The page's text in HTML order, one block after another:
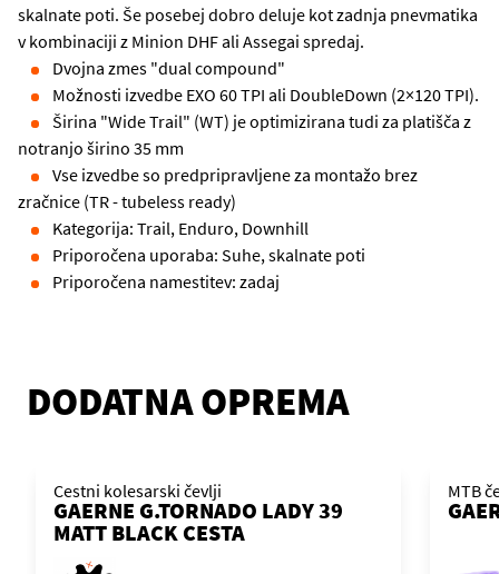
skalnate poti. Še posebej dobro deluje kot zadnja pnevmatika
v kombinaciji z Minion DHF ali Assegai spredaj.
Dvojna zmes "dual compound"
Možnosti izvedbe EXO 60 TPI ali DoubleDown (2×120 TPI).
Širina "Wide Trail" (WT) je optimizirana tudi za platišča z
notranjo širino 35 mm
Vse izvedbe so predpripravljene za montažo brez
zračnice (TR - tubeless ready)
Kategorija: Trail, Enduro, Downhill
Priporočena uporaba: Suhe, skalnate poti
Priporočena namestitev: zadaj
DODATNA OPREMA
Cestni kolesarski čevlji
GAERNE G.TORNADO LADY 39
MATT BLACK CESTA
MTB